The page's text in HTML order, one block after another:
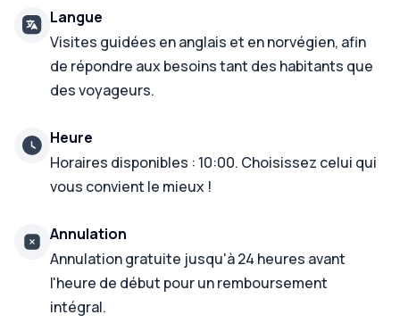
Langue
Visites guidées en anglais et en norvégien, afin
de répondre aux besoins tant des habitants que
des voyageurs.
Heure
Horaires disponibles : 10:00. Choisissez celui qui
vous convient le mieux !
Annulation
Annulation gratuite jusqu'à 24 heures avant
l'heure de début pour un remboursement
intégral.